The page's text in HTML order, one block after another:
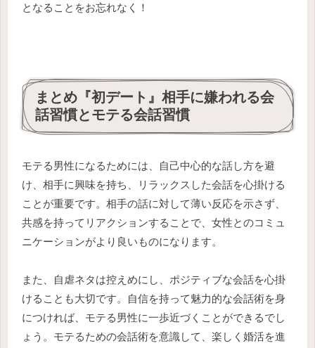
となることをお忘れなく！
まとめ『初デート』相手に嫌われる会
話習慣とモテる会話習慣
モテる男性になるためには、自己中心的な話し方を避
け、相手に興味を持ち、リラックスした会話を心掛ける
ことが重要です。相手の話に対して薄い反応を示さず、
共感を持ってリアクションすることで、女性とのコミュ
ニケーションがより良いものになります。
また、自虐ネタは控えめにし、ポジティブな会話を心掛
けることも大切です。自信を持って魅力的な会話術を身
につければ、モテる男性に一歩近づくことができるでし
ょう。モテるための会話術を意識して、楽しく婚活を進